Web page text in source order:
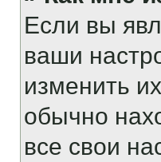
Если вы
ваши
изменить
обычно
все свои